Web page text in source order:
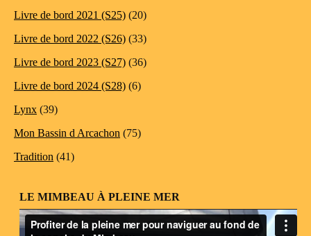
Livre de bord 2021 (S25) (20)
Livre de bord 2022 (S26) (33)
Livre de bord 2023 (S27) (36)
Livre de bord 2024 (S28) (6)
Lynx (39)
Mon Bassin d Arcachon (75)
Tradition (41)
LE MIMBEAU À PLEINE MER
Lecteur